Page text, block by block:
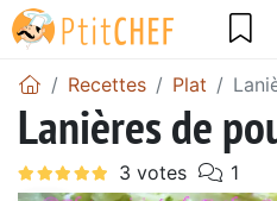
Recettes Plat
Lanières de